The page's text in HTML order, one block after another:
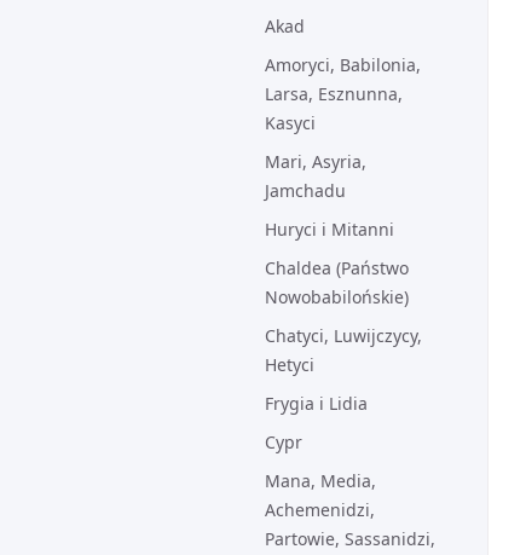
Akad
Amoryci, Babilonia,
Larsa, Esznunna,
Kasyci
Mari, Asyria,
Jamchadu
Huryci i Mitanni
Chaldea (Państwo
Nowobabilońskie)
Chatyci, Luwijczycy,
Hetyci
Frygia i Lidia
Cypr
Mana, Media,
Achemenidzi,
Partowie, Sassanidzi,